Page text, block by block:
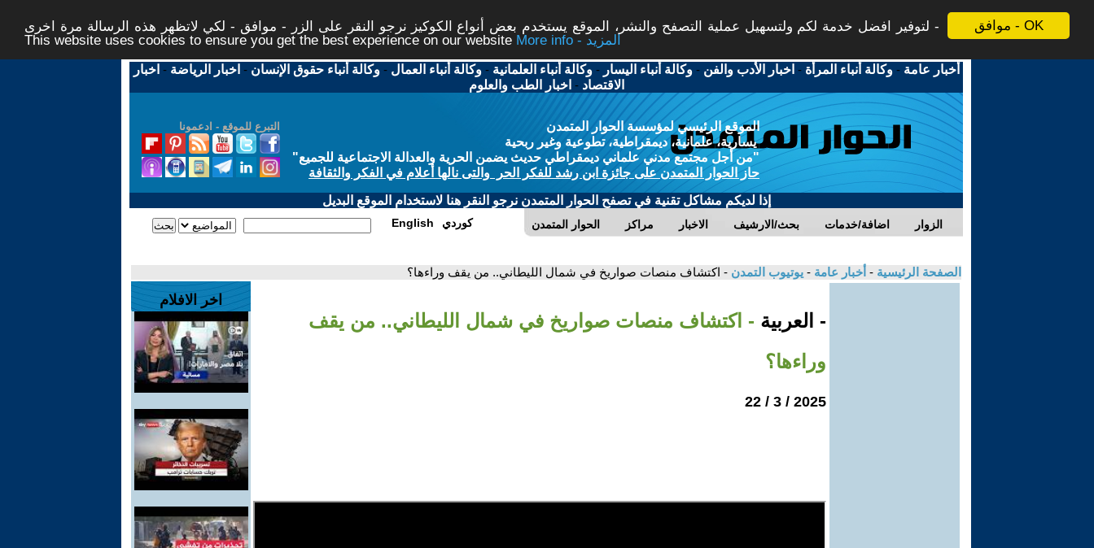
موافق - OK
لتوفير افضل خدمة لكم ولتسهيل عملية التصفح والنشر، الموقع يستخدم بعض أنواع الكوكيز نرجو النقر على الزر - موافق - لكي لاتظهر هذه الرسالة مرة اخرى -
This website uses cookies to ensure you get the best experience on our website
More info - المزيد
أخبار عامة -وكالة أنباء المرأة - اخبار الأدب والفن -وكالة أنباء اليسار -وكالة أنباء العلمانية -وكالة أنباء العمال -وكالة أنباء حقوق الإنسان - اخبار الرياضة - اخبار
الاقتصاد - اخبار الطب والعلوم
التبرع للموقع - ادعمونا
الموقع الرئيسي لمؤسسة الحوار المتمدن
يسارية، علمانية، ديمقراطية، تطوعية وغير ربحية
"من أجل مجتمع مدني علماني ديمقراطي حديث يضمن الحرية والعدالة الاجتماعية للجميع"
حاز الحوار المتمدن على جائزة ابن رشد للفكر الحر والتى نالها أعلام في الفكر والثقافة
إذا لديكم مشاكل تقنية في تصفح الحوار المتمدن نرجو النقر هنا لاستخدام الموقع البديل
الحوار المتمدن مراكز الاخبار بحث/الارشيف اضافة/خدمات الزوار English كوردي
الصفحة الرئيسية - أخبار عامة - يوتيوب التمدن - اكتشاف منصات صواريخ في شمال الليطاني.. من يقف وراءها؟
- العربية - اكتشاف منصات صواريخ في شمال الليطاني.. من يقف
وراءها؟
2025 / 3 / 22
اخر الافلام